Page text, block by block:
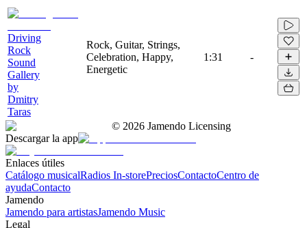
Driving
Rock
Sound
Gallery
by
Dmitry
Taras
Rock, Guitar, Strings,
Celebration, Happy,
Energetic
1:31 -
© 2026 Jamendo Licensing
Descargar la app
Enlaces útiles
Catálogo musicalRadios In-storePreciosContactoCentro de
ayudaContacto
Jamendo
Jamendo para artistasJamendo Music
Legal